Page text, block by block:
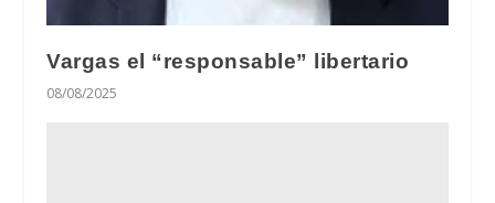
Vargas el “responsable” libertario
08/08/2025